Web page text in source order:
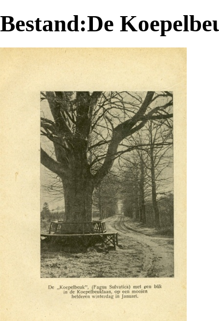
Bestand:De